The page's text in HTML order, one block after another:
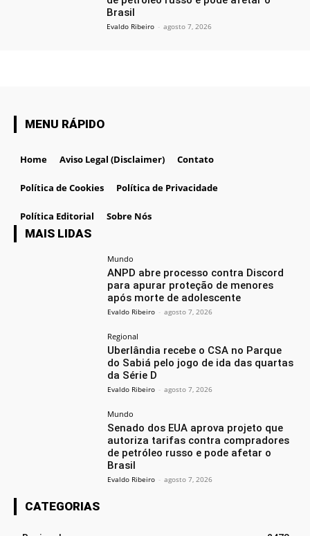
Brasil
Evaldo Ribeiro - agosto 7, 2026
MENU RÁPIDO
Home Aviso Legal (Disclaimer) Contato
Política de Cookies Política de Privacidade
Política Editorial Sobre Nós
MAIS LIDAS
Mundo
ANPD abre processo contra Discord
para apurar proteção de menores
após morte de adolescente
Evaldo Ribeiro - agosto 7, 2026
Regional
Uberlândia recebe o CSA no Parque
do Sabiá pelo jogo de ida das quartas
da Série D
Evaldo Ribeiro - agosto 7, 2026
Mundo
Senado dos EUA aprova projeto que
autoriza tarifas contra compradores
de petróleo russo e pode afetar o
Brasil
Evaldo Ribeiro - agosto 7, 2026
CATEGORIAS